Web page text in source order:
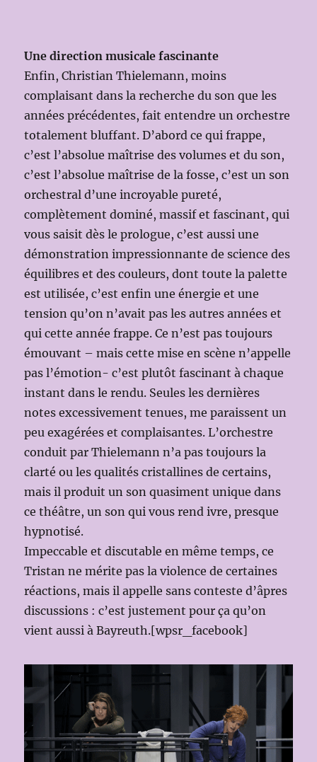
Une direction musicale fascinante
Enfin, Christian Thielemann, moins
complaisant dans la recherche du son que les
années précédentes, fait entendre un orchestre
totalement bluffant. D’abord ce qui frappe,
c’est l’absolue maîtrise des volumes et du son,
c’est l’absolue maîtrise de la fosse, c’est un son
orchestral d’une incroyable pureté,
complètement dominé, massif et fascinant, qui
vous saisit dès le prologue, c’est aussi une
démonstration impressionnante de science des
équilibres et des couleurs, dont toute la palette
est utilisée, c’est enfin une énergie et une
tension qu’on n’avait pas les autres années et
qui cette année frappe. Ce n’est pas toujours
émouvant – mais cette mise en scène n’appelle
pas l’émotion- c’est plutôt fascinant à chaque
instant dans le rendu. Seules les dernières
notes excessivement tenues, me paraissent un
peu exagérées et complaisantes. L’orchestre
conduit par Thielemann n’a pas toujours la
clarté ou les qualités cristallines de certains,
mais il produit un son quasiment unique dans
ce théâtre, un son qui vous rend ivre, presque
hypnotisé.
Impeccable et discutable en même temps, ce
Tristan ne mérite pas la violence de certaines
réactions, mais il appelle sans conteste d’âpres
discussions : c’est justement pour ça qu’on
vient aussi à Bayreuth.[wpsr_facebook]